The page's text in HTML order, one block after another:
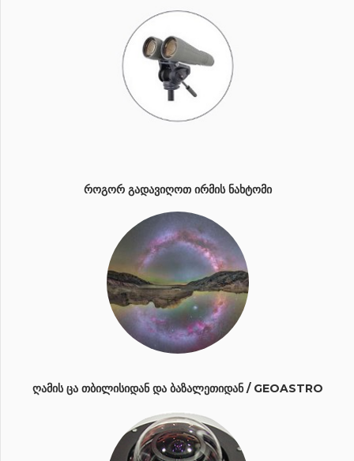
ᲠᲝᲒᲝᲠ ᲒᲐᲓᲐᲕᲘᲦᲝᲗ ᲘᲠᲛᲘᲡ ᲜᲐᲮᲢᲝᲛᲘ
ᲦᲐᲛᲘᲡ ᲪᲐ ᲗᲑᲘᲚᲘᲡᲘᲓᲐᲜ ᲓᲐ ᲑᲐᲖᲐᲚᲔᲗᲘᲓᲐᲜ / GEOASTRO